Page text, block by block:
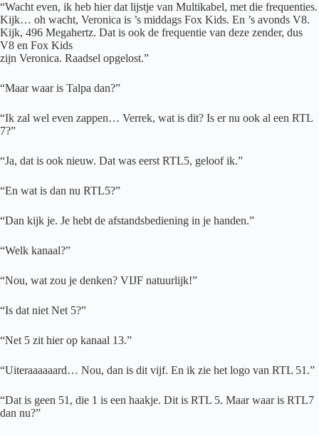
“Wacht even, ik heb hier dat lijstje van Multikabel, met die frequenties.
Kijk… oh wacht, Veronica is ’s middags Fox Kids. En ’s avonds V8.
Kijk, 496 Megahertz. Dat is ook de frequentie van deze zender, dus
V8 en Fox Kids
zijn Veronica. Raadsel opgelost.”
“Maar waar is Talpa dan?”
“Ik zal wel even zappen… Verrek, wat is dit? Is er nu ook al een RTL
7?”
“Ja, dat is ook nieuw. Dat was eerst RTL5, geloof ik.”
“En wat is dan nu RTL5?”
“Dan kijk je. Je hebt de afstandsbediening in je handen.”
“Welk kanaal?”
“Nou, wat zou je denken? VIJF natuurlijk!”
“Is dat niet Net 5?”
“Net 5 zit hier op kanaal 13.”
“Uiteraaaaaard… Nou, dan is dit vijf. En ik zie het logo van RTL 51.”
“Dat is geen 51, die 1 is een haakje. Dit is RTL 5. Maar waar is RTL7
dan nu?”